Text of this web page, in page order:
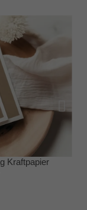
Kraftpapier